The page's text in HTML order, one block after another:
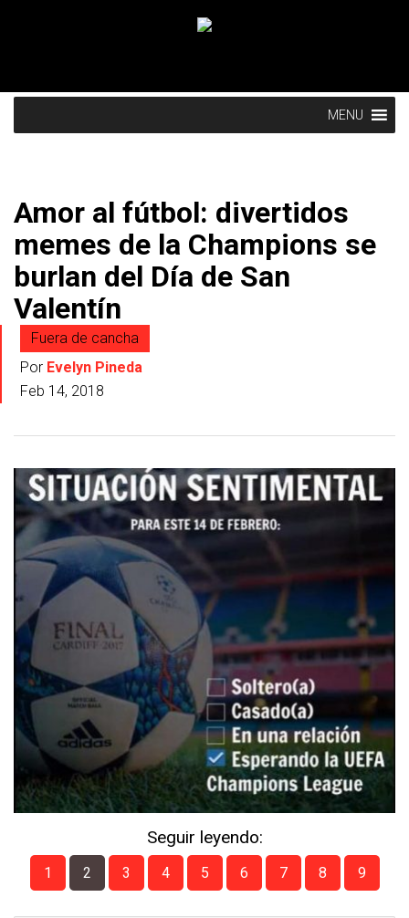
MENU
Amor al fútbol: divertidos
memes de la Champions se
burlan del Día de San
Valentín
Fuera de cancha
Por Evelyn Pineda
Feb 14, 2018
Seguir leyendo:
1 2 3 4 5 6 7 8 9